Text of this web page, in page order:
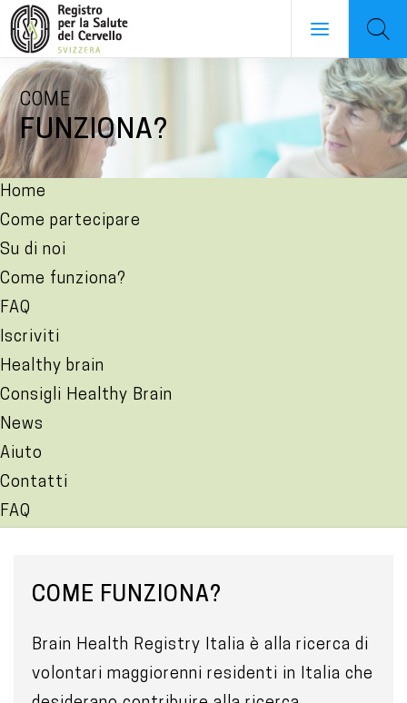
Salta
al
contenuto
principale
COME
FUNZIONA?
NAVIGATION
PRINCIPALE
Home
Come partecipare
Su di noi
Come funziona?
FAQ
Iscriviti
Healthy brain
Consigli Healthy Brain
News
Aiuto
Contatti
FAQ
COME FUNZIONA?
Brain Health Registry Italia è alla ricerca di
volontari maggiorenni residenti in Italia che